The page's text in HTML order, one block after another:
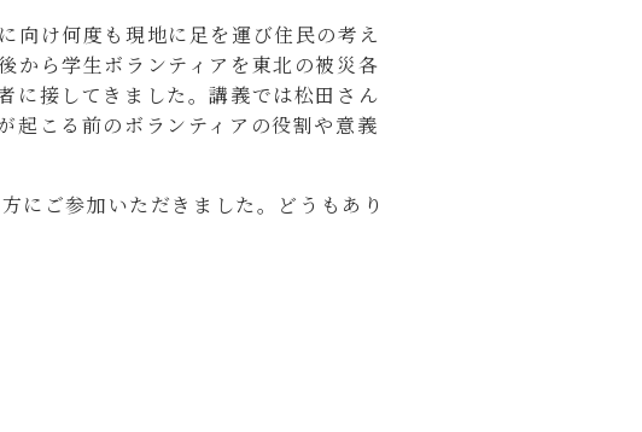
向け何度も現地に足を運び住民の考え
から学生ボランティアを東北の被災各
に接してきました。講義では松田さん
起こる前のボランティアの役割や意義
にご参加いただきました。どうもあり